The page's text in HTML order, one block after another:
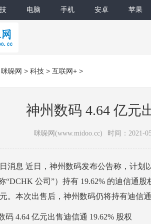
电脑 手机 安卓 苹果
咪哚网 > 科技 > 互联网+ >
神州数码 4.64 亿元
咪哚网(www.midoo.cc) 时间：2021-
息 近日，神州数码发布公告称，计划
“DCHK 公司”）持有 19.62% 的迪信通
。本次出售后，神州数码仍将持有迪信